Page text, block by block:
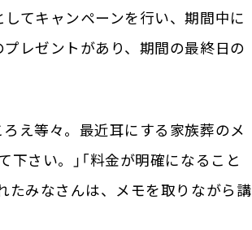
てキャンペーンを行い、期間中に
レゼントがあり、期間の最終日の
え等々。最近耳にする家族葬のメ
さい。」「料金が明確になること
たみなさんは、メモを取りながら講